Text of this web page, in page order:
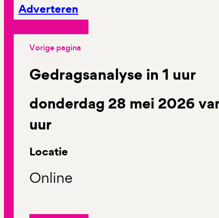
Adverteren
Vorige pagina
Gedragsanalyse in 1 uur
donderdag 28 mei 2026
uur
Locatie
Online